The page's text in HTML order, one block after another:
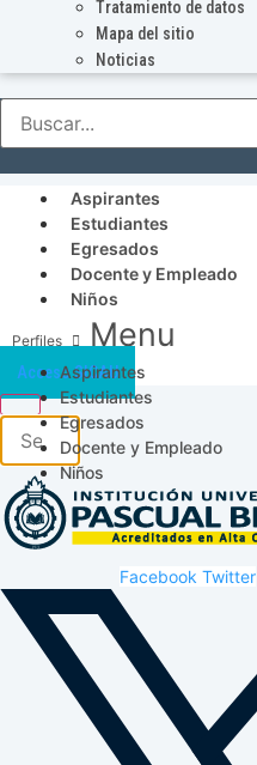
Tratamiento de datos
Mapa del sitio
Noticias
Aspirantes
Estudiantes
Egresados
Docente y Empleado
Niños
Menu
Aspirantes
Estudiantes
Egresados
Docente y Empleado
Niños
Acceso SICAU
Facebook Twitter